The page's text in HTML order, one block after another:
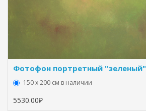
Фотофон портретный "зеленый"
150 х 200 см в наличии
5530.00₽